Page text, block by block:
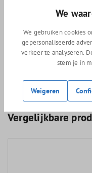
Het best te combineren
pedaal.
Extra wijd (22 mm)
Vergelijkbare
We
We gebruiken cookies
gepersonaliseerde
verkeer te analyseren.
stem je in
Weigeren